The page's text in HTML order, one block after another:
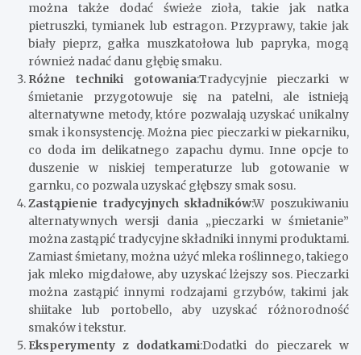
można także dodać świeże zioła, takie jak natka
pietruszki, tymianek lub estragon. Przyprawy, takie jak
biały pieprz, gałka muszkatołowa lub papryka, mogą
również nadać danu głębię smaku.
Różne techniki gotowania:Tradycyjnie pieczarki w
śmietanie przygotowuje się na patelni, ale istnieją
alternatywne metody, które pozwalają uzyskać unikalny
smak i konsystencję. Można piec pieczarki w piekarniku,
co doda im delikatnego zapachu dymu. Inne opcje to
duszenie w niskiej temperaturze lub gotowanie w
garnku, co pozwala uzyskać głębszy smak sosu.
Zastąpienie tradycyjnych składników:W poszukiwaniu
alternatywnych wersji dania „pieczarki w śmietanie”
można zastąpić tradycyjne składniki innymi produktami.
Zamiast śmietany, można użyć mleka roślinnego, takiego
jak mleko migdałowe, aby uzyskać lżejszy sos. Pieczarki
można zastąpić innymi rodzajami grzybów, takimi jak
shiitake lub portobello, aby uzyskać różnorodność
smaków i tekstur.
Eksperymenty z dodatkami:Dodatki do pieczarek w